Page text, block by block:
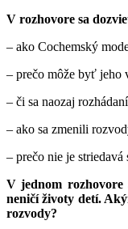
V rozhovore sa
– ako Cochemský
– prečo môže byť jeho
– či sa naozaj
– ako sa zmenili
– prečo nie je
V jednom rozhovore
neničí životy detí.
rozvody?